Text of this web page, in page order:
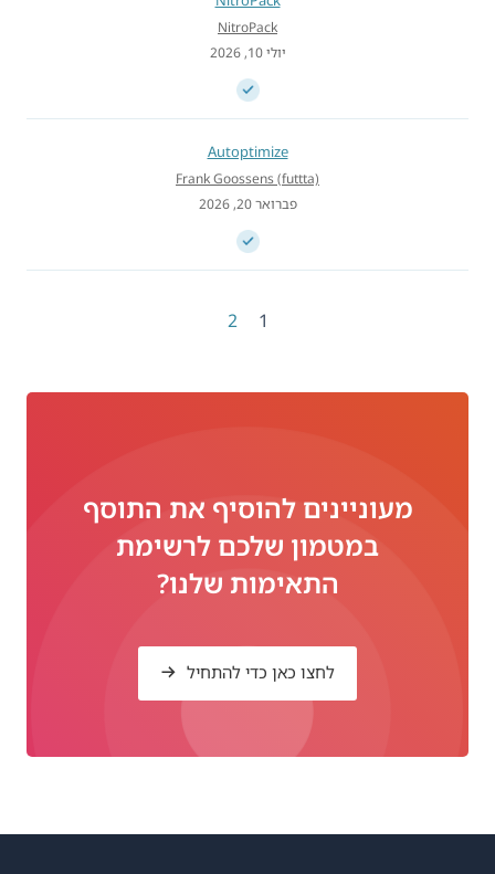
NitroPack
יולי 10, 2026
Autoptimize
Frank Goossens (futtta)
פברואר 20, 2026
1
2
מעוניינים להוסיף את התוסף
במטמון שלכם לרשימת
התאימות שלנו?
לחצו כאן כדי להתחיל